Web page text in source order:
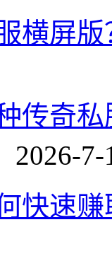
横屏
传奇
2026-7-
快速